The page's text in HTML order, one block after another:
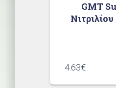
GMT
4.63€